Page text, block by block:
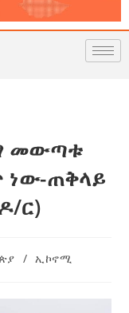
መውጣቱ
ነው-ጠቅላይ
ር)
/ ኢኮኖሚ